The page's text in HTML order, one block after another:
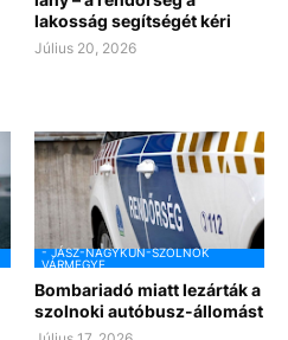
lakosság segítségét kéri
Július 20, 2026
- JÁSZ-NAGYKUN-SZOLNOK
VÁRMEGYE
Bombariadó miatt lezárták a
szolnoki autóbusz-állomást